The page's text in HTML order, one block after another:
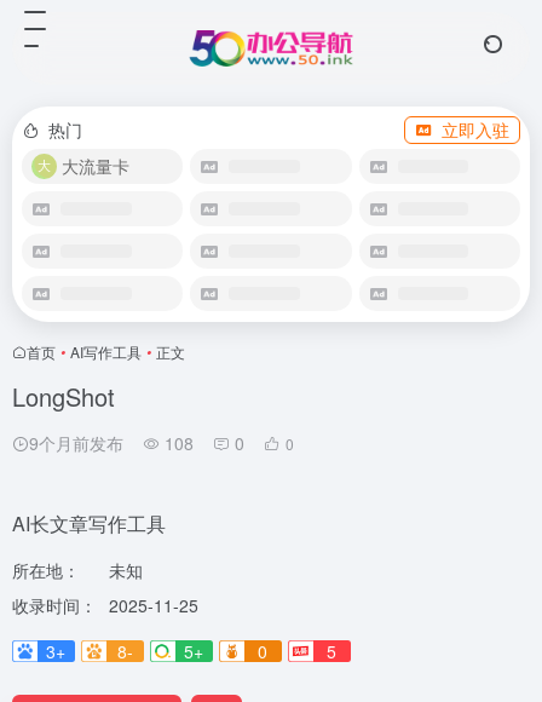
热门
立即入驻
大流量卡
首页 • AI写作工具 • 正文
LongShot
9个月前发布 108 0 0
AI长文章写作工具
所在地：
未知
收录时间：
2025-11-25
3+
8- 5+ 0 5